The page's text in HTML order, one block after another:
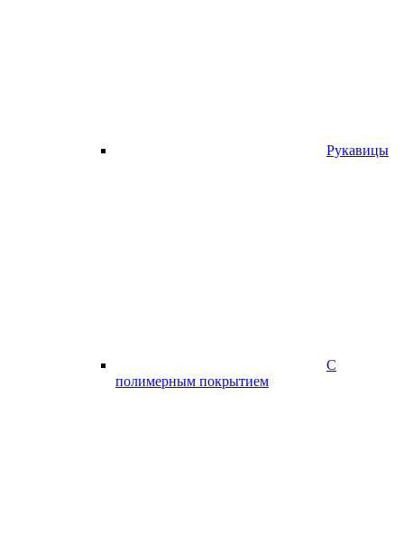
Рукавицы
С
полимерным покрытием